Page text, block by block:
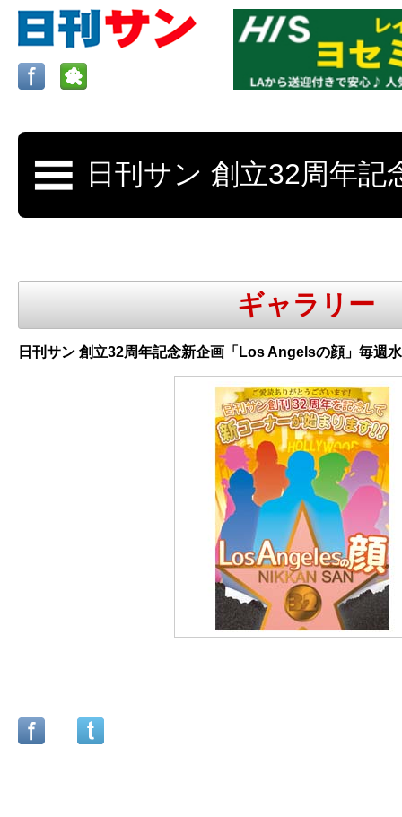
ロサンゼルスの求人、クラシファイド、地元情報など
日刊サンはロサンゼルスの日本語新
更新、求人、クラシファイドは毎週木
ギャラリー
日刊サン 創立32周年記念新企画「Los Angelsの顔」毎週